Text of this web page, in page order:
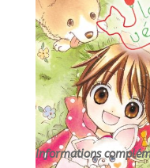
Informations